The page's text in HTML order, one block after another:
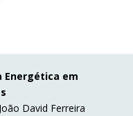
Energética em
David Ferreira